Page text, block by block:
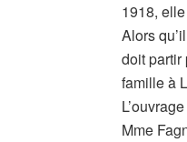
1918,
Alors
doit partir
famille à
Mme